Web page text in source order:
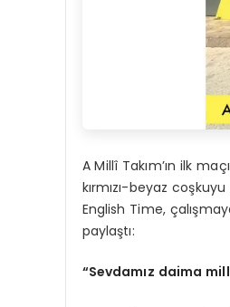
A Millî Takım’ın ilk
kırmızı-beyaz
English Time,
paylaştı:
“Sevdamız daima